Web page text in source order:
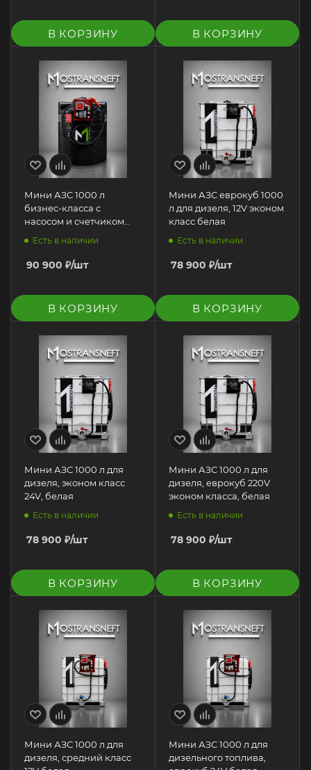
В КОРЗИНУ В КОРЗИНУ
Мини АЗС 1000 л
бизнес-класса с
насосом и счетчиком
Есть в наличии
90 900 ₽/шт
В КОРЗИНУ
Мини АЗС еврокуб 1000
л для дизеля, 12V эконом
класс белая
Есть в наличии
78 900 ₽/шт
В КОРЗИНУ
Мини АЗС 1000 л для
дизеля, эконом класс
24V, белая
Есть в наличии
78 900 ₽/шт
В КОРЗИНУ
Мини АЗС 1000 л для
дизеля, еврокуб 220V
эконом класса, белая
Есть в наличии
78 900 ₽/шт
В КОРЗИНУ
Мини АЗС 1000 л для
дизеля, средний класс
Мини АЗС 1000 л для
дизельного топлива,